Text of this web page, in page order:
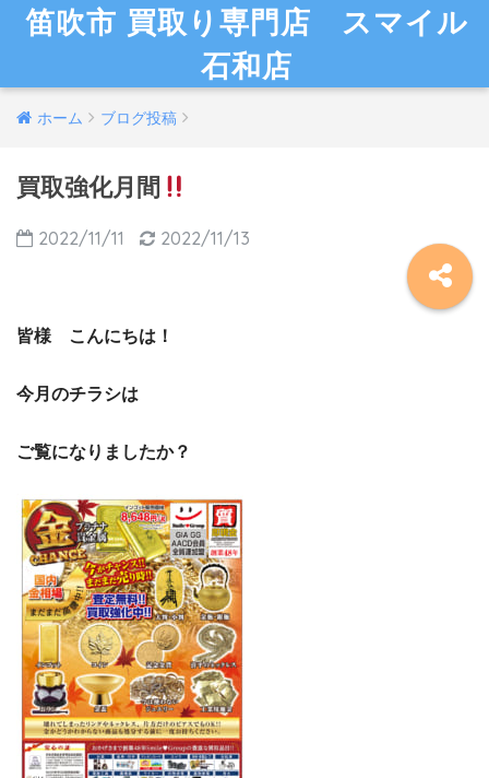
笛吹市 買取り専門店 スマイル
石和店
ホーム ブログ投稿
買取強化月間
2022/11/11 2022/11/13
皆様 こんにちは！
今月のチラシは
ご覧になりましたか？